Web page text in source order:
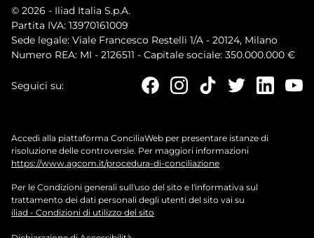
© 2026 - Iliad Italia S.p.A.
Partita IVA: 13970161009
Sede legale: Viale Francesco Restelli 1/A - 20124, Milano
Numero REA: MI - 2126511 - Capitale sociale: 350.000.000 €
Seguici su:
Accedi alla piattaforma ConciliaWeb per presentare istanze di
risoluzione delle controversie. Per maggiori informazioni
https://www.agcom.it/procedura-di-conciliazione
Per le Condizioni generali sull'uso del sito e l'informativa sul
trattamento dei dati personali degli utenti del sito vai su
iliad - Condizioni di utilizzo del sito